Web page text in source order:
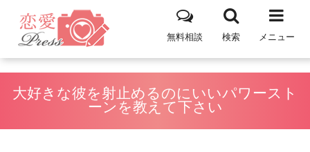
メニュー
検索
無料相談
大好きな彼を射止めるのにいいパワースト
ーンを教えて下さい